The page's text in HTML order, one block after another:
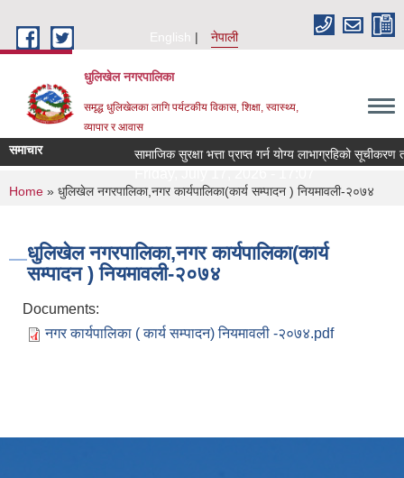
English
नेपाली
धुलिखेल नगरपालिका
समृद्ध धुलिखेलका लागि पर्यटकीय विकास, शिक्षा, स्वास्थ्य,
व्यापार र आवास
समाचार सामाजिक सुरक्षा भत्ता प्राप्त गर्न योग्य लाभाग्रहिको
You are here
Home » धुलिखेल नगरपालिका,नगर कार्यपालिका(कार्य सम्पादन ) नियमावली-२०७४
धुलिखेल नगरपालिका,नगर कार्यपालिका(कार्य
सम्पादन ) नियमावली-२०७४
Documents:
नगर कार्यपालिका ( कार्य सम्पादन) नियमावली -२०७४.pdf